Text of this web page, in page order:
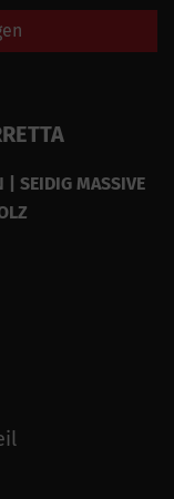
| SEIDIG MASSIVE